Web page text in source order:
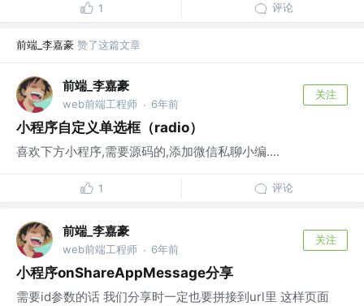
1 评论
前端_李嘉豪 赞了这篇文章
前端_李嘉豪
web前端工程师 · 6年前
关注
小程序自定义单选框（radio）
喜欢下方小程序,需要源码的,添加微信私聊小编....
1 评论
前端_李嘉豪
web前端工程师 · 6年前
关注
小程序onShareAppMessage分享
需要id参数的话 我们分享时一定也要拼接到url里 这样页面